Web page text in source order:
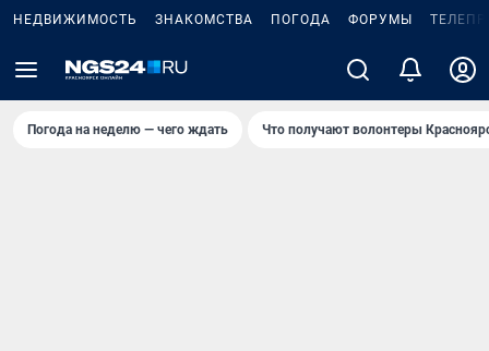
НЕДВИЖИМОСТЬ ЗНАКОМСТВА ПОГОДА ФОРУМЫ
Погода на неделю — чего ждать Что получают волонтеры